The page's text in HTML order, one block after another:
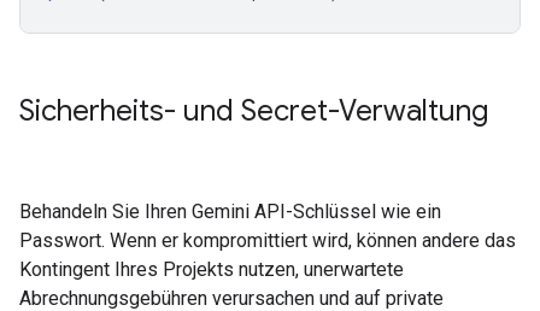
Sicherheits- und Secret-Verwaltung
Behandeln Sie Ihren Gemini API-Schlüssel wie ein
Passwort. Wenn er kompromittiert wird, können andere das
Kontingent Ihres Projekts nutzen, unerwartete
Abrechnungsgebühren verursachen und auf private